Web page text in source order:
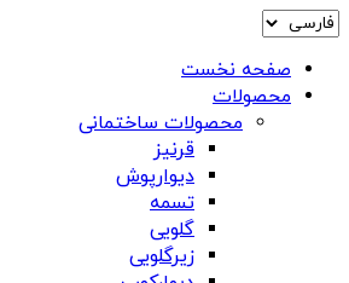
صفحه نخست
محصولات
محصولات ساختمانی
قرنیز
دیوارپوش
تسمه
گلویی
زیرگلویی